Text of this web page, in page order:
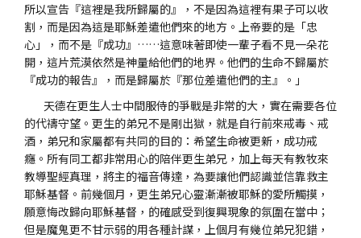
所以宣告『這裡是我所歸屬的』，不是因為這裡有果子可以收
割，而是因為這是耶穌差遣他們來的地方。上帝要的是「忠
心」，而不是『成功』……這意味著即使一輩子看不見一朵花
開，這片荒漠依然是神量給他們的地界。他們的生命不歸屬於
『成功的報告』，而是歸屬於『那位差遣他們的主』。」
天德在更生人士中間服侍的爭戰是非常的大，實在需要各位
的代禱守望。更生的弟兄不是剛出獄，就是自行前來戒毒、戒
酒，弟兄和家屬都有共同的目的：希望生命被更新，成功戒
癮。所有同工都非常用心的陪伴更生弟兄，加上每天有教牧來
教導聖經真理，將主的福音傳達，為要讓他們認識並信靠救主
耶穌基督。前幾個月，更生弟兄心靈漸漸被耶穌的愛所觸摸，
願意悔改歸向耶穌基督，的確感受到復興現象的氛圍在當中；
但是魔鬼更不甘示弱的用各種計謀，上個月有幾位弟兄犯錯，